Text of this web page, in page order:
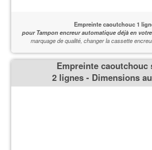
Empreinte caoutchouc 1
pour Tampon encreur automatique déjà en
marquage de qualité, changer la cassette
Empreinte caoutchouc
2 lignes - Dimensions